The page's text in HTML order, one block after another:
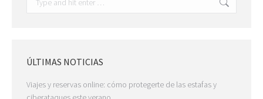
ÚLTIMAS NOTICIAS
Viajes y reservas online: cómo protegerte de las estafas y